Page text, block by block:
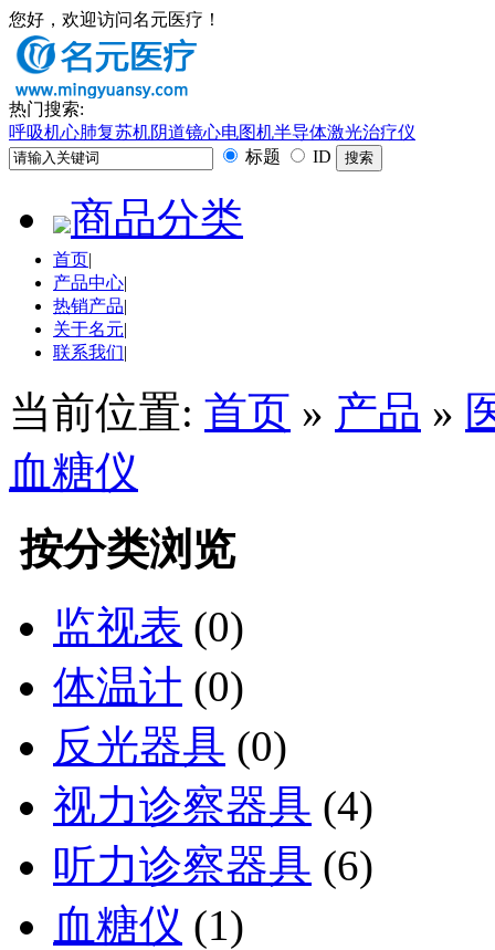
您好，欢迎访问名元医疗！
热门搜索:
呼吸机心肺复苏机阴道镜心电图机半导体激光治疗仪
标题
ID
商品分类
首页|
产品中心|
热销产品|
关于名元|
联系我们|
当前位置: 首页 » 产品 »
血糖仪
按分类浏览
监视表 (0)
体温计 (0)
反光器具 (0)
视力诊察器具 (4)
听力诊察器具 (6)
血糖仪 (1)